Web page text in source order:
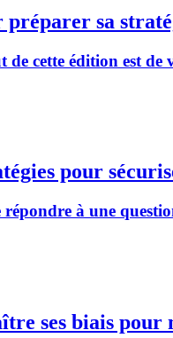
préparer sa
cette édition est
pour
à une
ses biais